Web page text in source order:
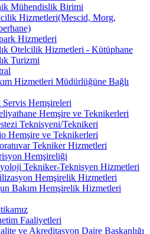
Mühendislik Birimi
Hizmetleri(Mescid, Morg,
Hizmetleri
Otelcilik Hizmetleri - Kütüphane
Turizmi
Hizmetleri Müdürlüğüne Bağlı
Hemşireleri
Hemşire ve Teknikerleri
Teknisyeni/Teknikeri
Hemşire ve Teknikerleri
Tekniker Hizmetleri
Hemşireliği
Tekniker-Teknisyen Hizmetleri
Hemşirelik Hizmetleri
Bakım Hemşirelik Hizmetleri
Faaliyetleri
ve Akreditasyon Daire Başkanlığı